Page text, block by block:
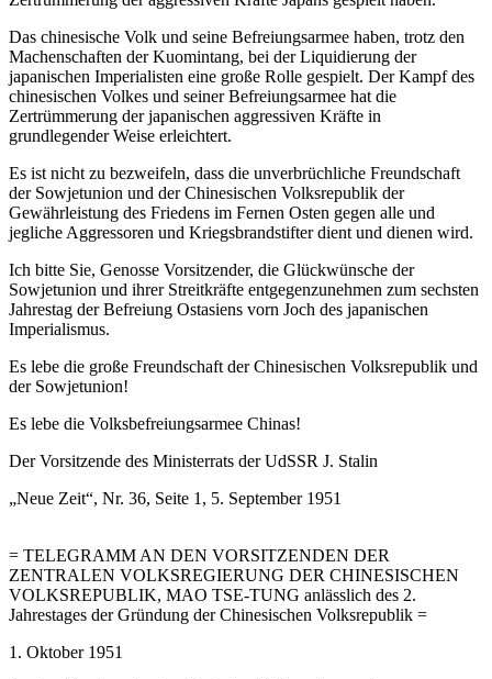
Das chinesische Volk und seine Befreiungsarmee haben, trotz den
Machenschaften der Kuomintang, bei der Liquidierung der
japanischen Imperialisten eine große Rolle gespielt. Der Kampf des
chinesischen Volkes und seiner Befreiungsarmee hat die
Zertrümmerung der japanischen aggressiven Kräfte in
grundlegender Weise erleichtert.
Es ist nicht zu bezweifeln, dass die unverbrüchliche Freundschaft
der Sowjetunion und der Chinesischen Volksrepublik der
Gewährleistung des Friedens im Fernen Osten gegen alle und
jegliche Aggressoren und Kriegsbrandstifter dient und dienen wird.
Ich bitte Sie, Genosse Vorsitzender, die Glückwünsche der
Sowjetunion und ihrer Streitkräfte entgegenzunehmen zum sechsten
Jahrestag der Befreiung Ostasiens vorn Joch des japanischen
Imperialismus.
Es lebe die große Freundschaft der Chinesischen Volksrepublik und
der Sowjetunion!
Es lebe die Volksbefreiungsarmee Chinas!
Der Vorsitzende des Ministerrats der UdSSR J. Stalin
„Neue Zeit“, Nr. 36, Seite 1, 5. September 1951
= TELEGRAMM AN DEN VORSITZENDEN DER
ZENTRALEN VOLKSREGIERUNG DER CHINESISCHEN
VOLKSREPUBLIK, MAO TSE-TUNG anlässlich des 2.
Jahrestages der Gründung der Chinesischen Volksrepublik =
1. Oktober 1951